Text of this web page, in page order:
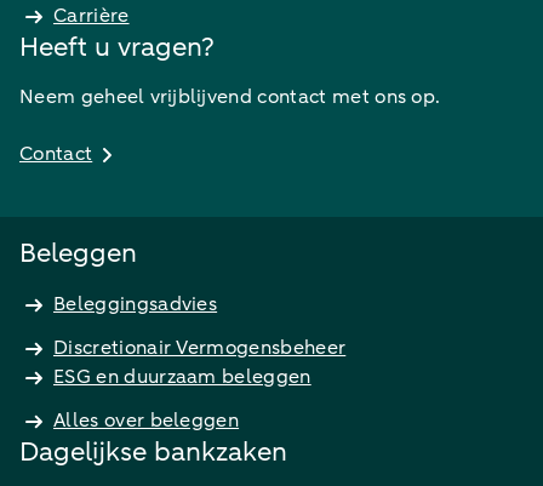
Carrière
Heeft u vragen?
Neem geheel vrijblijvend contact met ons op.
Contact
Beleggen
Beleggingsadvies
Discretionair Vermogensbeheer
ESG en duurzaam beleggen
Alles over beleggen
Dagelijkse bankzaken